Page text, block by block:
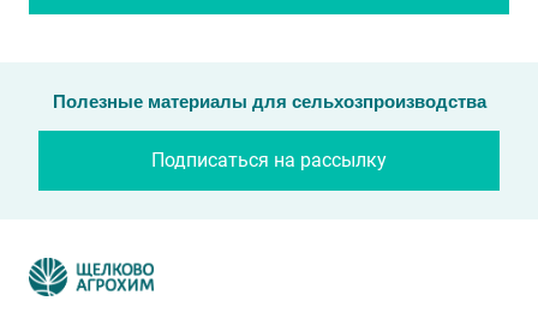
Полезные материалы для сельхозпроизводства
Подписаться на рассылку